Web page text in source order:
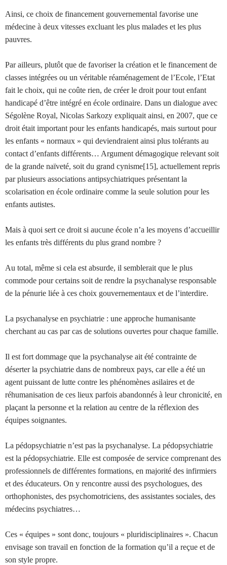
Ainsi, ce choix de financement gouvernemental favorise une
médecine à deux vitesses excluant les plus malades et les plus
pauvres.
Par ailleurs, plutôt que de favoriser la création et le financement de
classes intégrées ou un véritable réaménagement de l’Ecole, l’Etat
fait le choix, qui ne coûte rien, de créer le droit pour tout enfant
handicapé d’être intégré en école ordinaire. Dans un dialogue avec
Ségolène Royal, Nicolas Sarkozy expliquait ainsi, en 2007, que ce
droit était important pour les enfants handicapés, mais surtout pour
les enfants « normaux » qui deviendraient ainsi plus tolérants au
contact d’enfants différents… Argument démagogique relevant soit
de la grande naïveté, soit du grand cynisme[15], actuellement repris
par plusieurs associations antipsychiatriques présentant la
scolarisation en école ordinaire comme la seule solution pour les
enfants autistes.
Mais à quoi sert ce droit si aucune école n’a les moyens d’accueillir
les enfants très différents du plus grand nombre ?
Au total, même si cela est absurde, il semblerait que le plus
commode pour certains soit de rendre la psychanalyse responsable
de la pénurie liée à ces choix gouvernementaux et de l’interdire.
La psychanalyse en psychiatrie : une approche humanisante
cherchant au cas par cas de solutions ouvertes pour chaque famille.
Il est fort dommage que la psychanalyse ait été contrainte de
déserter la psychiatrie dans de nombreux pays, car elle a été un
agent puissant de lutte contre les phénomènes asilaires et de
réhumanisation de ces lieux parfois abandonnés à leur chronicité, en
plaçant la personne et la relation au centre de la réflexion des
équipes soignantes.
La pédopsychiatrie n’est pas la psychanalyse. La pédopsychiatrie
est la pédopsychiatrie. Elle est composée de service comprenant des
professionnels de différentes formations, en majorité des infirmiers
et des éducateurs. On y rencontre aussi des psychologues, des
orthophonistes, des psychomotriciens, des assistantes sociales, des
médecins psychiatres…
Ces « équipes » sont donc, toujours « pluridisciplinaires ». Chacun
envisage son travail en fonction de la formation qu’il a reçue et de
son style propre.